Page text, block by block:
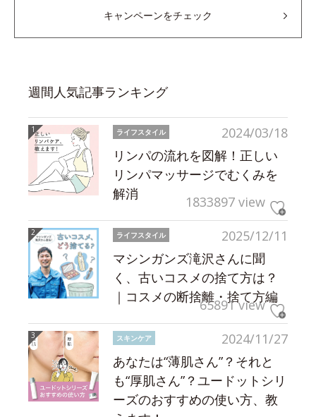
キャンペーンをチェック
週間人気記事ランキング
2024/03/18
ライフスタイル
リンパの流れを図解！正しい
リンパマッサージでむくみを
解消
1833897 view
2025/12/11
ライフスタイル
マシンガンズ滝沢さんに聞
く、古いコスメの捨て方は？
｜コスメの断捨離・捨て方編
65891 view
2024/11/27
スキンケア
あなたは“薄肌さん”？それと
も“厚肌さん”？ユードットシリ
ーズのおすすめの使い方、教